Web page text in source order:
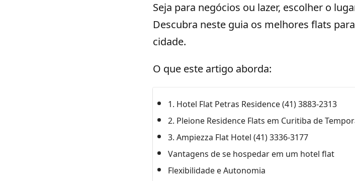
Seja para negócios ou lazer, escolher o
Descubra neste guia os melhores flats
cidade.
O que este artigo aborda:
1. Hotel Flat Petras Residence (41) 3883-2313
2. Pleione Residence Flats em Curitiba de
3. Ampiezza Flat Hotel (41) 3336-3177
Vantagens de se hospedar em um hotel flat
Flexibilidade e Autonomia